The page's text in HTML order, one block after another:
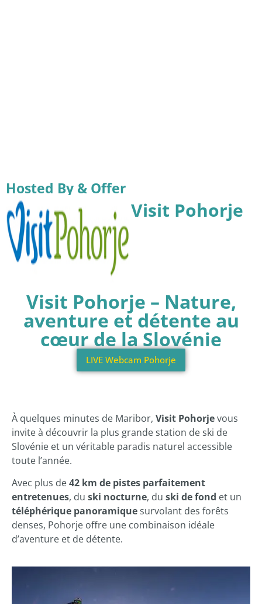
Hosted By & Offer
Visit Pohorje
Visit Pohorje – Nature,
aventure et détente au
cœur de la Slovénie
LIVE Webcam Pohorje
À quelques minutes de Maribor, Visit Pohorjevous
invite à découvrir la plus grande station de ski de
Slovénie et un véritable paradis naturel accessible
toute l’année.
Avec plus de42 km de pistes parfaitement
entretenues, du ski nocturne, du ski de fond et un
téléphérique panoramiquesurvolant des forêts
denses, Pohorje offre une combinaison idéale
d’aventure et de détente.